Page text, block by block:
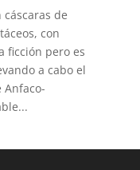
cáscaras de
con
ficción pero es
a cabo el
Anfaco-